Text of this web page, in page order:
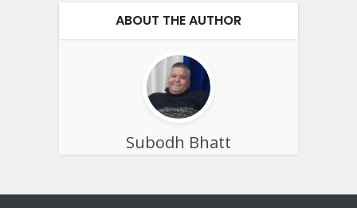
ABOUT THE AUTHOR
Subodh Bhatt